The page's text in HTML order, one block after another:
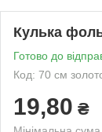
Кулька
Готово до
Код: 70 см
19,80 ₴